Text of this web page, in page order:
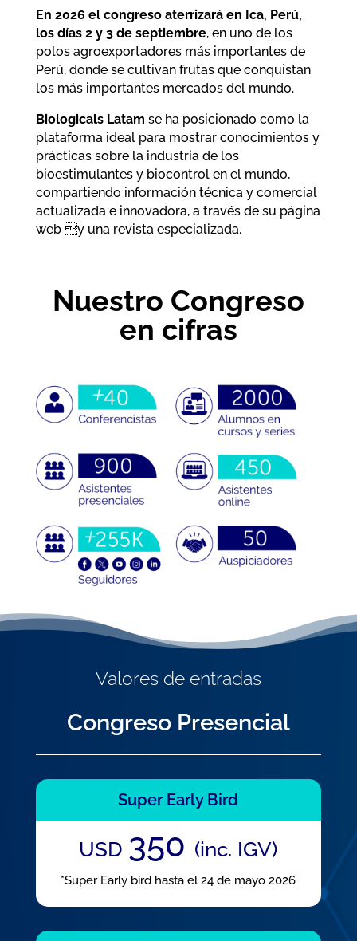
En 2026 el congreso aterrizará en Ica, Perú,
los días 2 y 3 de septiembre, en uno de los
polos agroexportadores más importantes de
Perú, donde se cultivan frutas que conquistan
los más importantes mercados del mundo.
Biologicals Latam se ha posicionado como la
plataforma ideal para mostrar conocimientos y
prácticas sobre la industria de los
bioestimulantes y biocontrol en el mundo,
compartiendo información técnica y comercial
actualizada e innovadora, a través de su página
web y una revista especializada.
Nuestro Congreso
en cifras
Valores de entradas
Congreso Presencial
Super Early Bird
USD 350 (inc. IGV)
*Super Early bird hasta el 24 de mayo 2026